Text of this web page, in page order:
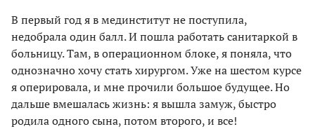
В первый год я в мединститут не поступила,
недобрала один балл. И пошла работать санитаркой в
больницу. Там, в операционном блоке, я поняла, что
однозначно хочу стать хирургом. Уже на шестом курсе
я оперировала, и мне прочили большое будущее. Но
дальше вмешалась жизнь: я вышла замуж, быстро
родила одного сына, потом второго, и все!